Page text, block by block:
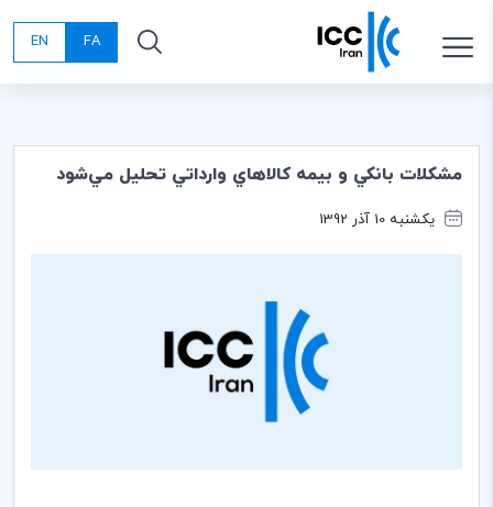
FA
EN
مشكلات بانكي و بيمه كالاهاي وارداتي تحليل مي‌شود
یکشنبه 10 آذر 1392